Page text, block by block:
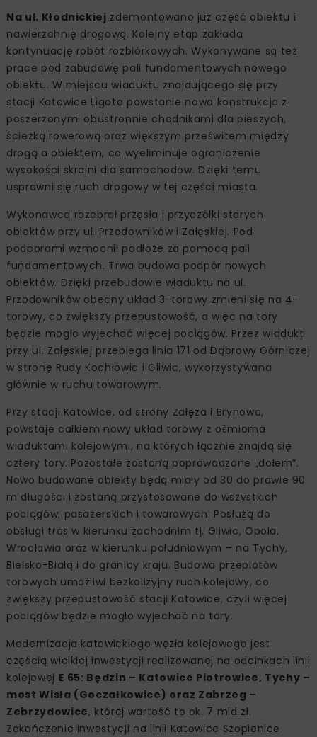
Na ul. Kłodnickiej zdemontowano już część obiektu i
nawierzchnię drogową. Kolejny etap zakłada
kontynuację robót rozbiórkowych. Wykonywane są też
prace pod zabudowę pali fundamentowych nowego
obiektu. W miejscu wiaduktu znajdującego się przy
stacji Katowice Ligota powstanie nowa konstrukcja z
poszerzonymi obustronnie chodnikami dla pieszych,
ścieżką rowerową oraz większym prześwitem między
drogą a obiektem, co wyeliminuje ograniczenie
wysokości skrajni dla samochodów. Dzięki temu
usprawni się ruch drogowy w tej części miasta.
Wykonawca rozebrał przęsła i przyczółki starych
obiektów przy ul. Przodowników i Załęskiej. Pod
podporami wzmocnił podłoże za pomocą pali
fundamentowych. Trwa budowa podpór nowych
obiektów. Dzięki przebudowie wiaduktu na ul.
Przodowników obecny układ 3-torowy zmieni się na 4-
torowy, co zwiększy przepustowość, a więc na tory
będzie mogło wyjechać więcej pociągów. Przez wiadukt
przy ul. Załęskiej przebiega linia 171 od Dąbrowy Górniczej
w stronę Rudy Kochłowic i Gliwic, wykorzystywana
głównie w ruchu towarowym.
Przy stacji Katowice, od strony Załęża i Brynowa,
powstaje całkiem nowy układ torowy z ośmioma
wiaduktami kolejowymi, na których łącznie znajdą się
cztery tory. Pozostałe zostaną poprowadzone „dołem”.
Nowo budowane obiekty będą miały od 30 do prawie 90
m długości i zostaną przystosowane do wszystkich
pociągów, pasażerskich i towarowych. Posłużą do
obsługi tras w kierunku zachodnim tj. Gliwic, Opola,
Wrocławia oraz w kierunku południowym – na Tychy,
Bielsko-Białą i do granicy kraju. Budowa przeplotów
torowych umożliwi bezkolizyjny ruch kolejowy, co
zwiększy przepustowość stacji Katowice, czyli więcej
pociągów będzie mogło wyjechać na tory.
Modernizacja katowickiego węzła kolejowego jest
częścią wielkiej inwestycji realizowanej na odcinkach linii
kolejowej E 65: Będzin – Katowice Piotrowice, Tychy –
most Wisła (Goczałkowice) oraz Zabrzeg –
Zebrzydowice, której wartość to ok. 7 mld zł.
Zakończenie inwestycji na linii Katowice Szopienice